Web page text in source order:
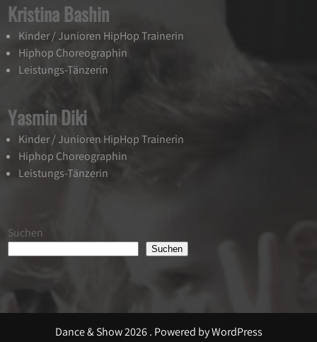
Kristina Bashin
Kinder / Junioren HipHop Trainerin
Hiphop Choreographin
Leistungs-Tänzerin
Yasmin Diki
Kinder / Junioren HipHop Trainerin
Hiphop Choreographin
Leistungs-Tänzerin
Suchen
Suchen
Dance & Show 2026 . Powered by WordPress